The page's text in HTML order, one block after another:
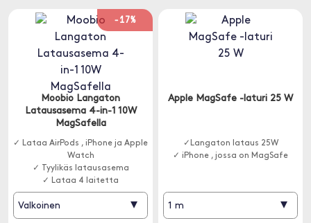
-17%
Moobio Langaton
Latausasema 4-in-1 10W
MagSafella
✓ Lataa AirPods , iPhone ja Apple
Watch
✓ Tyylikäs latausasema
✓ Lataa 4 laitetta
Valkoinen ▾
Apple MagSafe -laturi 25 W
✓Langaton lataus 25W
✓ iPhone , jossa on MagSafe
1 m ▾